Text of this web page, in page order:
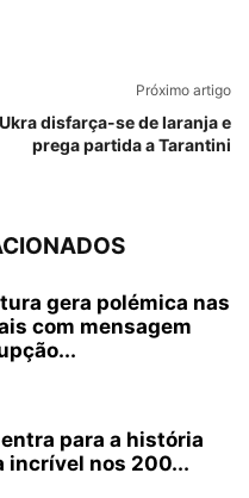
Próximo artigo
Ukra disfarça-se de laranja e
prega partida a Tarantini
gera polémica nas
com mensagem
para a história
incrível nos 200...